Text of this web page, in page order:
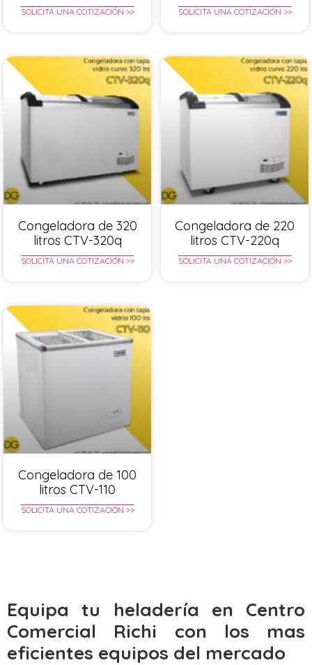
SOLICITA UNA COTIZACIÓN >> SOLICITA UNA COTIZACIÓN >>
Congeladora de 320
litros CTV-320q
SOLICITA UNA COTIZACIÓN >>
Congeladora de 220
litros CTV-220q
SOLICITA UNA COTIZACIÓN >>
Congeladora de 100
litros CTV-110
SOLICITA UNA COTIZACIÓN >>
Equipa tu heladería en Centro
Comercial Richi con los mas
eficientes equipos del mercado